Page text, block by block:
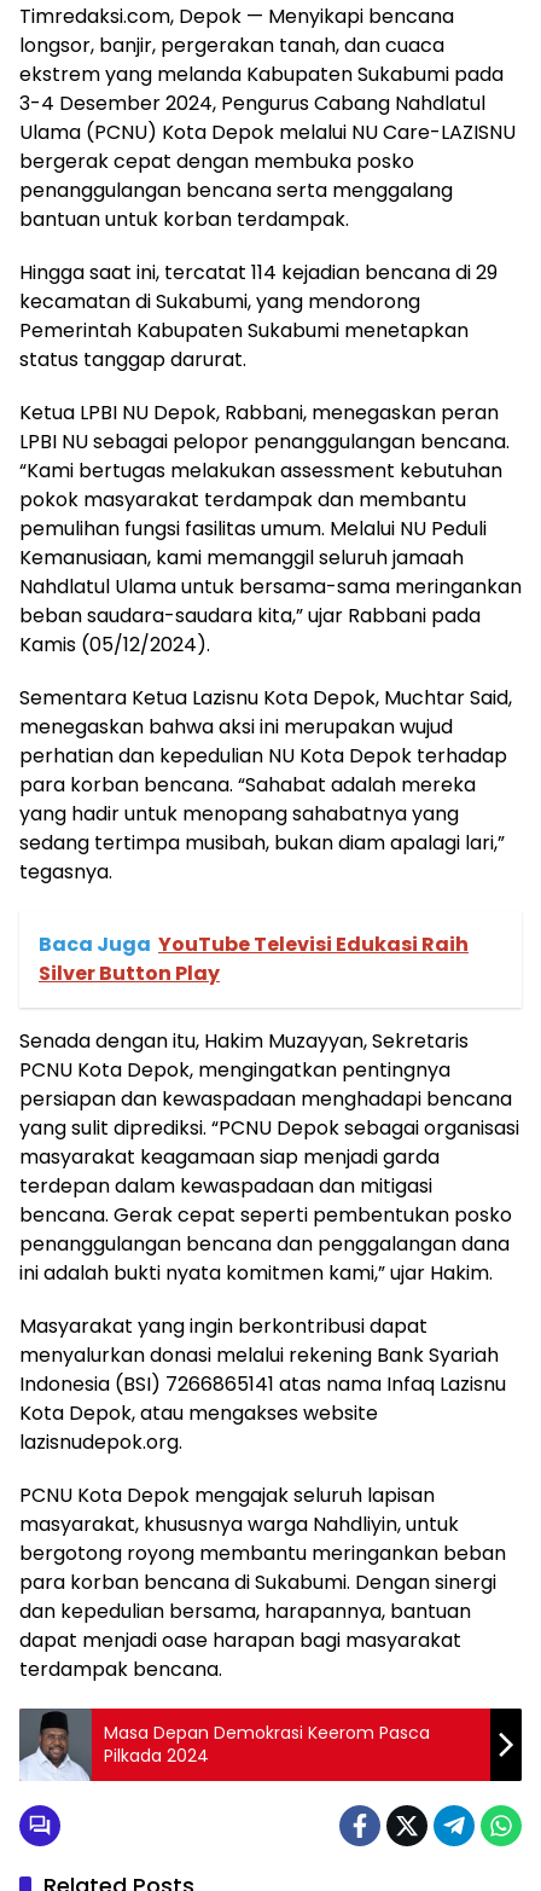
Timredaksi.com, Depok — Menyikapi bencana
longsor, banjir, pergerakan tanah, dan cuaca
ekstrem yang melanda Kabupaten Sukabumi pada
3-4 Desember 2024, Pengurus Cabang Nahdlatul
Ulama (PCNU) Kota Depok melalui NU Care-LAZISNU
bergerak cepat dengan membuka posko
penanggulangan bencana serta menggalang
bantuan untuk korban terdampak.
Hingga saat ini, tercatat 114 kejadian bencana di 29
kecamatan di Sukabumi, yang mendorong
Pemerintah Kabupaten Sukabumi menetapkan
status tanggap darurat.
Ketua LPBI NU Depok, Rabbani, menegaskan peran
LPBI NU sebagai pelopor penanggulangan bencana.
“Kami bertugas melakukan assessment kebutuhan
pokok masyarakat terdampak dan membantu
pemulihan fungsi fasilitas umum. Melalui NU Peduli
Kemanusiaan, kami memanggil seluruh jamaah
Nahdlatul Ulama untuk bersama-sama meringankan
beban saudara-saudara kita,” ujar Rabbani pada
Kamis (05/12/2024).
Sementara Ketua Lazisnu Kota Depok, Muchtar Said,
menegaskan bahwa aksi ini merupakan wujud
perhatian dan kepedulian NU Kota Depok terhadap
para korban bencana. “Sahabat adalah mereka
yang hadir untuk menopang sahabatnya yang
sedang tertimpa musibah, bukan diam apalagi lari,”
tegasnya.
Baca Juga YouTube Televisi Edukasi Raih
Silver Button Play
Senada dengan itu, Hakim Muzayyan, Sekretaris
PCNU Kota Depok, mengingatkan pentingnya
persiapan dan kewaspadaan menghadapi bencana
yang sulit diprediksi. “PCNU Depok sebagai organisasi
masyarakat keagamaan siap menjadi garda
terdepan dalam kewaspadaan dan mitigasi
bencana. Gerak cepat seperti pembentukan posko
penanggulangan bencana dan penggalangan dana
ini adalah bukti nyata komitmen kami,” ujar Hakim.
Masyarakat yang ingin berkontribusi dapat
menyalurkan donasi melalui rekening Bank Syariah
Indonesia (BSI) 7266865141 atas nama Infaq Lazisnu
Kota Depok, atau mengakses website
lazisnudepok.org.
PCNU Kota Depok mengajak seluruh lapisan
masyarakat, khususnya warga Nahdliyin, untuk
bergotong royong membantu meringankan beban
para korban bencana di Sukabumi. Dengan sinergi
dan kepedulian bersama, harapannya, bantuan
dapat menjadi oase harapan bagi masyarakat
terdampak bencana.
Masa Depan Demokrasi Keerom Pasca
Pilkada 2024